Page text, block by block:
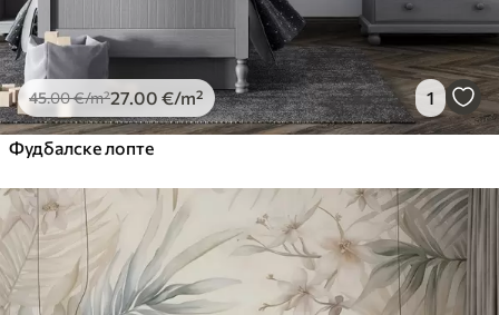
45.00€/m²27 .00 €/m² 1
Фудбалске лопте